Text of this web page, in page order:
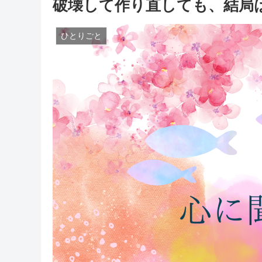
破壊して作り直しても、結局
ひとりごと